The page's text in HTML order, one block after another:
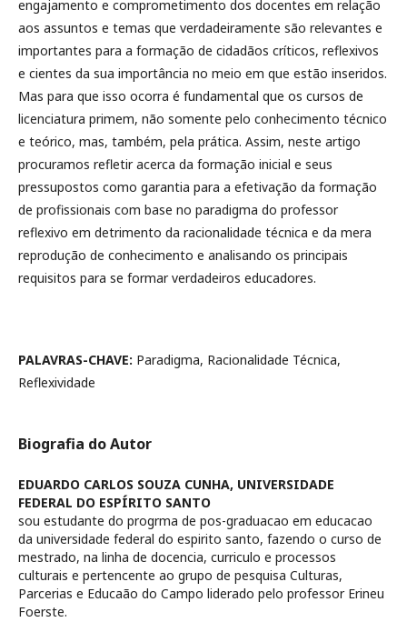
engajamento e comprometimento dos docentes em relação
aos assuntos e temas que verdadeiramente são relevantes e
importantes para a formação de cidadãos críticos, reflexivos
e cientes da sua importância no meio em que estão inseridos.
Mas para que isso ocorra é fundamental que os cursos de
licenciatura primem, não somente pelo conhecimento técnico
e teórico, mas, também, pela prática. Assim, neste artigo
procuramos refletir acerca da formação inicial e seus
pressupostos como garantia para a efetivação da formação
de profissionais com base no paradigma do professor
reflexivo em detrimento da racionalidade técnica e da mera
reprodução de conhecimento e analisando os principais
requisitos para se formar verdadeiros educadores.
PALAVRAS-CHAVE: Paradigma, Racionalidade Técnica,
Reflexividade
Biografia do Autor
EDUARDO CARLOS SOUZA CUNHA, UNIVERSIDADE
FEDERAL DO ESPÍRITO SANTO
sou estudante do progrma de pos-graduacao em educacao
da universidade federal do espirito santo, fazendo o curso de
mestrado, na linha de docencia, curriculo e processos
culturais e pertencente ao grupo de pesquisa Culturas,
Parcerias e Educaão do Campo liderado pelo professor Erineu
Foerste.